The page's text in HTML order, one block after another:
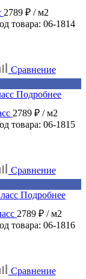
2789 ₽ / м2
товара: 06-1814
Сравнение
Подробнее
2789 ₽ / м2
товара: 06-1815
Сравнение
Подробнее
2789 ₽ / м2
товара: 06-1816
Сравнение